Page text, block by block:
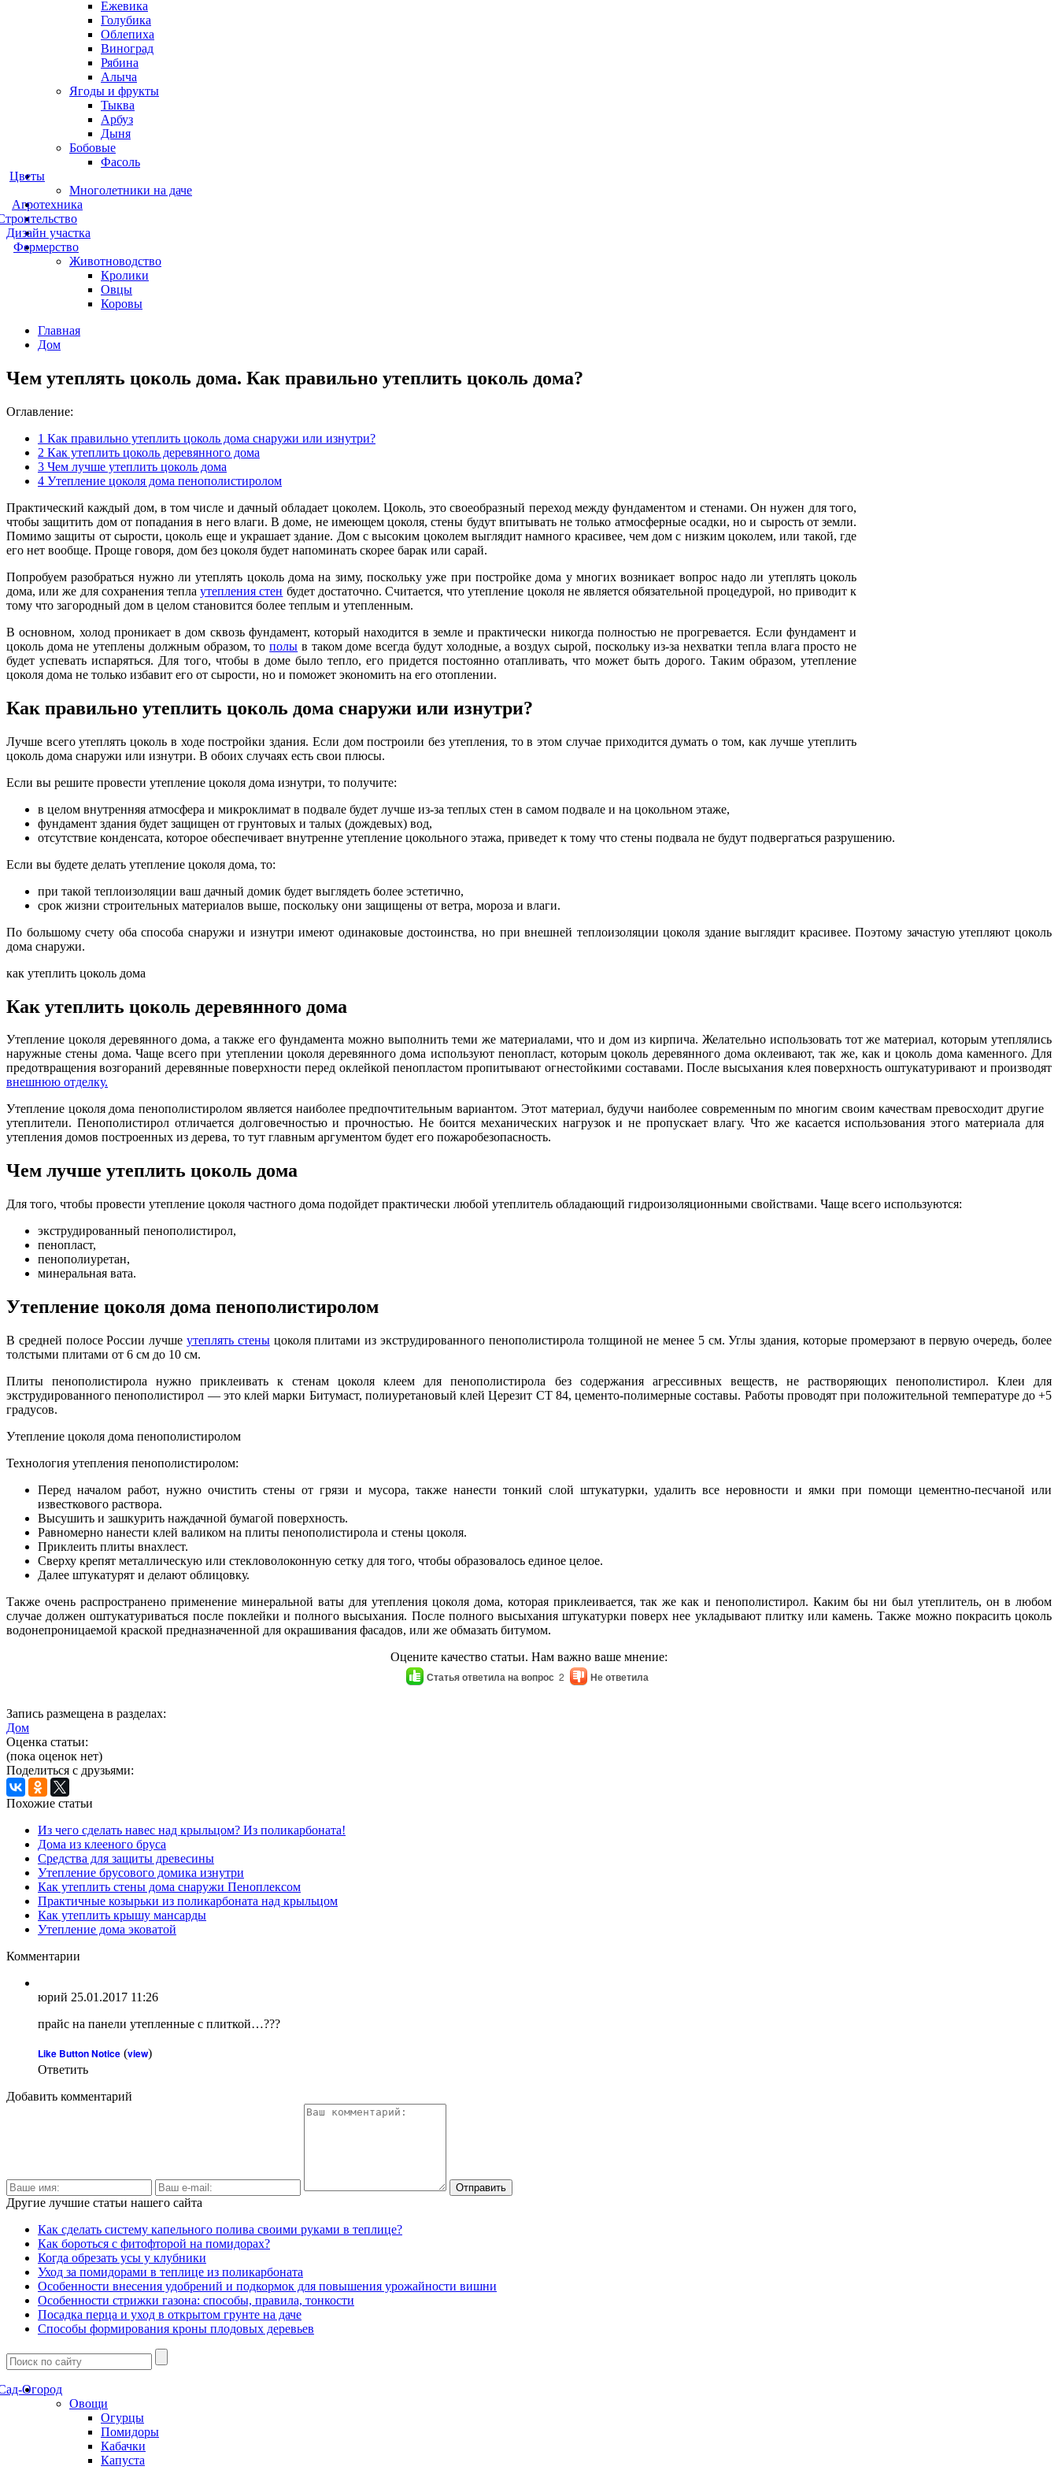
Ежевика
Голубика
Облепиха
Виноград
Рябина
Алыча
Ягоды и фрукты
Тыква
Арбуз
Дыня
Бобовые
Фасоль
Цветы
Многолетники на даче
Агротехника
Дизайн участка
Фермерство
Животноводство
Кролики
Овцы
Коровы
Главная
Дом
Чем утеплять цоколь дома. Как правильно утеплить цоколь дома?
Оглавление:
1 Как правильно утеплить цоколь дома снаружи или изнутри?
2 Как утеплить цоколь деревянного дома
3 Чем лучше утеплить цоколь дома
4 Утепление цоколя дома пенополистиролом
Практический каждый дом, в том числе и дачный обладает цоколем. Цоколь, это своеобразный переход между фундаментом и стенами. Он нужен для того,
чтобы защитить дом от попадания в него влаги. В доме, не имеющем цоколя, стены будут впитывать не только атмосферные осадки, но и сырость от земли.
Помимо защиты от сырости, цоколь еще и украшает здание. Дом с высоким цоколем выглядит намного красивее, чем дом с низким цоколем, или такой, где
его нет вообще. Проще говоря, дом без цоколя будет напоминать скорее барак или сарай.
Попробуем разобраться нужно ли утеплять цоколь дома на зиму, поскольку уже при постройке дома у многих возникает вопрос надо ли утеплять цоколь
дома, или же для сохранения теплаутепления стен будет достаточно. Считается, что утепление цоколя не является обязательной процедурой, но приводит к
тому что загородный дом в целом становится более теплым и утепленным.
В основном, холод проникает в дом сквозь фундамент, который находится в земле и практически никогда полностью не прогревается. Если фундамент и
цоколь дома не утеплены должным образом, тополы в таком доме всегда будут холодные, а воздух сырой, поскольку из-за нехватки тепла влага просто не
будет успевать испаряться. Для того, чтобы в доме было тепло, его придется постоянно отапливать, что может быть дорого. Таким образом, утепление
цоколя дома не только избавит его от сырости, но и поможет экономить на его отоплении.
Как правильно утеплить цоколь дома снаружи или изнутри?
Лучше всего утеплять цоколь в ходе постройки здания. Если дом построили без утепления, то в этом случае приходится думать о том, как лучше утеплить
цоколь дома снаружи или изнутри. В обоих случаях есть свои плюсы.
Если вы решите провести утепление цоколя дома изнутри, то получите:
в целом внутренняя атмосфера и микроклимат в подвале будет лучше из-за теплых стен в самом подвале и на цокольном этаже,
фундамент здания будет защищен от грунтовых и талых (дождевых) вод,
отсутствие конденсата, которое обеспечивает внутренне утепление цокольного этажа, приведет к тому что стены подвала не будут подвергаться разрушению.
Если вы будете делать утепление цоколя дома, то:
при такой теплоизоляции ваш дачный домик будет выглядеть более эстетично,
срок жизни строительных материалов выше, поскольку они защищены от ветра, мороза и влаги.
По большому счету оба способа снаружи и изнутри имеют одинаковые достоинства, но при внешней теплоизоляции цоколя здание выглядит красивее. Поэтому зачастую утепляют цоколь
дома снаружи.
как утеплить цоколь дома
Как утеплить цоколь деревянного дома
Утепление цоколя деревянного дома, а также его фундамента можно выполнить теми же материалами, что и дом из кирпича. Желательно использовать тот же материал, которым утеплялись
наружные стены дома. Чаще всего при утеплении цоколя деревянного дома используют пенопласт, которым цоколь деревянного дома оклеивают, так же, как и цоколь дома каменного. Для
предотвращения возгораний деревянные поверхности перед оклейкой пенопластом пропитывают огнестойкими составами. После высыхания клея поверхность оштукатуривают и производят
внешнюю отделку.
Утепление цоколя дома пенополистиролом является наиболее предпочтительным вариантом. Этот материал, будучи наиболее современным по многим своим качествам превосходит другие
утеплители. Пенополистирол отличается долговечностью и прочностью. Не боится механических нагрузок и не пропускает влагу. Что же касается использования этого материала для
утепления домов построенных из дерева, то тут главным аргументом будет его пожаробезопасность.
Чем лучше утеплить цоколь дома
Для того, чтобы провести утепление цоколя частного дома подойдет практически любой утеплитель обладающий гидроизоляционными свойствами. Чаще всего используются:
экструдированный пенополистирол,
пенопласт,
пенополиуретан,
минеральная вата.
Утепление цоколя дома пенополистиролом
В средней полосе России лучше утеплять стеныцоколя плитами из экструдированного пенополистирола толщиной не менее 5 см. Углы здания, которые промерзают в первую очередь, более
толстыми плитами от 6 см до 10 см.
Плиты пенополистирола нужно приклеивать к стенам цоколя клеем для пенополистирола без содержания агрессивных веществ, не растворяющих пенополистирол. Клеи для
экструдированного пенополистирол — это клей марки Битумаст, полиуретановый клей Церезит CT 84, цементо-полимерные составы. Работы проводят при положительной температуре до +5
градусов.
Утепление цоколя дома пенополистиролом
Технология утепления пенополистиролом:
Перед началом работ, нужно очистить стены от грязи и мусора, также нанести тонкий слой штукатурки, удалить все неровности и ямки при помощи цементно-песчаной или
известкового раствора.
Высушить и зашкурить наждачной бумагой поверхность.
Равномерно нанести клей валиком на плиты пенополистирола и стены цоколя.
Приклеить плиты внахлест.
Сверху крепят металлическую или стекловолоконную сетку для того, чтобы образовалось единое целое.
Далее штукатурят и делают облицовку.
Также очень распространено применение минеральной ваты для утепления цоколя дома, которая приклеивается, так же как и пенополистирол. Каким бы ни был утеплитель, он в любом
случае должен оштукатуриваться после поклейки и полного высыхания. После полного высыхания штукатурки поверх нее укладывают плитку или камень. Также можно покрасить цоколь
водонепроницаемой краской предназначенной для окрашивания фасадов, или же обмазать битумом.
Оцените качество статьи. Нам важно ваше мнение:
Статья ответила на вопрос 2 Не ответила
Запись размещена в разделах:
Дом
Оценка статьи:
(пока оценок нет)
Поделиться с друзьями:
Похожие статьи
Из чего сделать навес над крыльцом? Из поликарбоната!
Дома из клееного бруса
Средства для защиты древесины
Утепление брусового домика изнутри
Как утеплить стены дома снаружи Пеноплексом
Практичные козырьки из поликарбоната над крыльцом
Как утеплить крышу мансарды
Утепление дома эковатой
Комментарии
юрий 25.01.2017 11:26
прайс на панели утепленные с плиткой…???
Like Button Notice (view)
Ответить
Добавить комментарий
Другие лучшие статьи нашего сайта
Как сделать систему капельного полива своими руками в теплице?
Как бороться с фитофторой на помидорах?
Когда обрезать усы у клубники
Уход за помидорами в теплице из поликарбоната
Особенности внесения удобрений и подкормок для повышения урожайности вишни
Особенности стрижки газона: способы, правила, тонкости
Посадка перца и уход в открытом грунте на даче
Способы формирования кроны плодовых деревьев
Огород
Овощи
Огурцы
Помидоры
Кабачки
Капуста